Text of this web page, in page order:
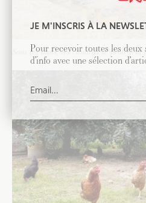
Sous les maïs, les canards se
JE M'INSCRIS À LA
Pour recevoir toutes les
d’info avec une sélection